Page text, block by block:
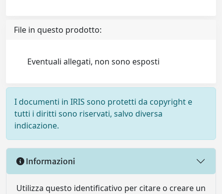
File in questo prodotto:
Eventuali allegati, non sono esposti
I documenti in IRIS sono protetti da copyright e
tutti i diritti sono riservati, salvo diversa
indicazione.
Informazioni
Utilizza questo identificativo per citare o creare un